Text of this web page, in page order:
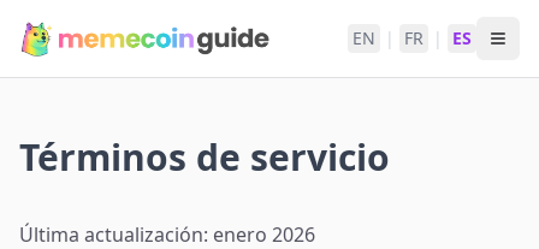
EN | FR | ES
Términos de servicio
Última actualización: enero 2026